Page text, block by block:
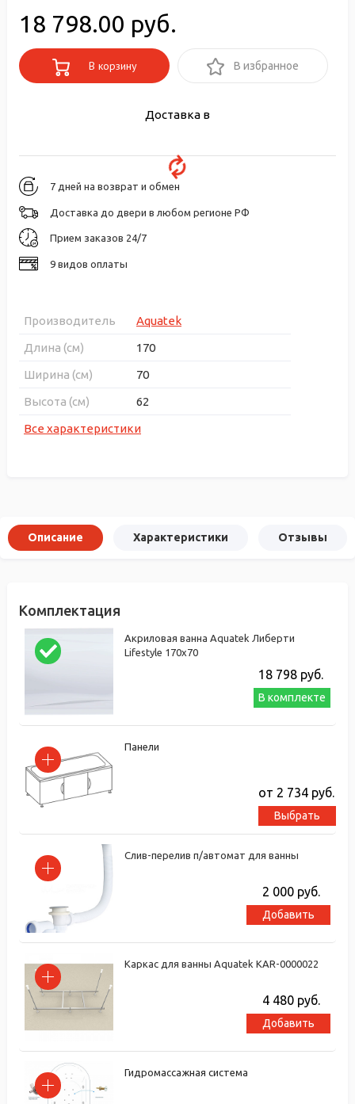
18 798.00 руб.
В корзину В избранное
Доставка в
7 дней на возврат и обмен
Доставка до двери в любом регионе РФ
Прием заказов 24/7
9 видов оплаты
Производитель
Aquatek
Длина (см)
170
Ширина (см)
70
Высота (см)
62
Все характеристики
Описание Характеристики Отзывы
Комплектация
Акриловая ванна Aquatek Либерти
Lifestyle 170х70
18 798 руб.
В комплекте
Панели
от 2 734 руб.
Выбрать
Слив-перелив п/автомат для ванны
2 000руб.
Добавить
Каркас для ванны Aquatek KAR-0000022
4 480руб.
Добавить
Гидромассажная система